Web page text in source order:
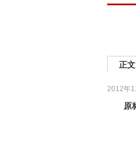
正文
2012年
原